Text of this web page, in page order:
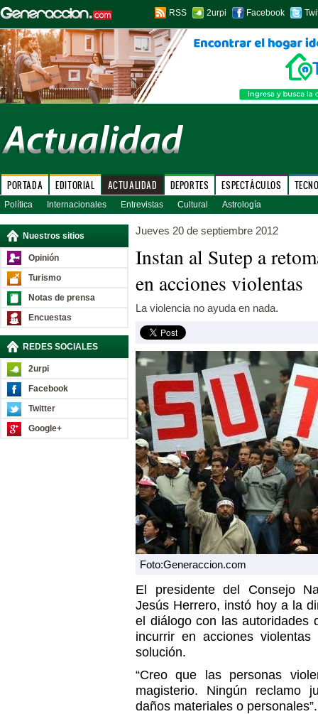
RSS 2urpi Facebook
PORTADA EDITORIAL ACTUALIDAD DEPORTES ESPECTÁCULOS
Política Internacionales Entrevistas Cultural Astrología
Nuestros sitios
Opinión
Turismo
Notas de prensa
Encuestas
REDES SOCIALES
2urpi
Facebook
Twitter
Google+
Jueves 20 de septiembre 2012
Instan al Sutep a
en acciones violentas
La violencia no ayuda en nada.
Foto:Generaccion.com
El presidente del Consejo
Jesús Herrero, instó hoy a la
el diálogo con las autoridades
incurrir en acciones
solución.
“Creo que las personas
magisterio. Ningún reclamo
daños materiales o personales”.